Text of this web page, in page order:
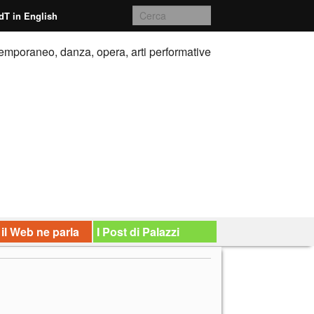
in English
danza, opera, arti performative
Web ne parla I Post di Palazzi